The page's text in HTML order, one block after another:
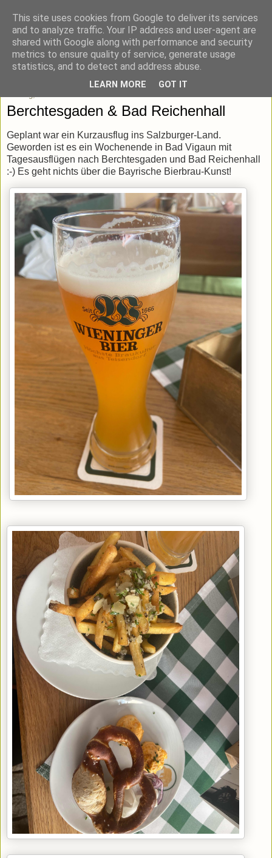
blick-punkt[e..]
Momentaufnahmen von unterwegs & daheim.
Berchtesgaden & Bad Reichenhall
Geplant war ein Kurzausflug ins Salzburger-Land.
Geworden ist es ein Wochenende in Bad Vigaun mit
Tagesausflügen nach Berchtesgaden und Bad Reichenhall
:-) Es geht nichts über die Bayrische Bierbrau-Kunst!
This site uses cookies from Google to deliver its services
and to analyze traffic. Your IP address and user-agent are
shared with Google along with performance and security
metrics to ensure quality of service, generate usage
statistics, and to detect and address abuse.
LEARN MORE GOT IT